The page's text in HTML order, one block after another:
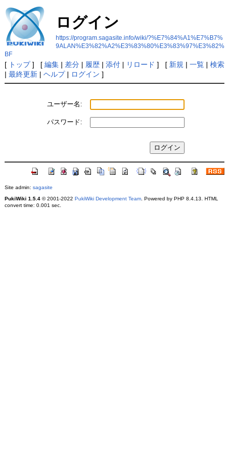
ログイン
https://program.sagasite.info/wiki/?%E7%84%A1%E7%B7%
9ALAN%E3%82%A2%E3%83%80%E3%83%97%E3%82%
BF
[ トップ] [ 編集| 差分| 履歴| 添付| リロード ] [ 新規 | 一覧| 検索
| 最終更新| ヘルプ| ログイン ]
ユーザー名:
パスワード:
Site admin: sagasite
PukiWiki 1.5.4© 2001-2022 PukiWiki Development Team. Powered by PHP 8.4.13. HTML
convert time: 0.001 sec.